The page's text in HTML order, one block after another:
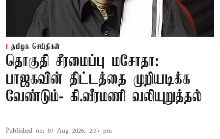
தமிழக செய்திகள்
தொகுதி சீரமைப்பு மசோதா:
பாஜகவின் திட்டத்தை முறியடிக்க
வேண்டும்- கி.வீரமணி வலியுறுத்தல்
Published on: 07 Aug 2026, 2:57 pm